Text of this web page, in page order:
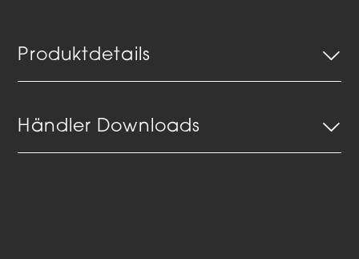
Produktdetails
Händler Downloads